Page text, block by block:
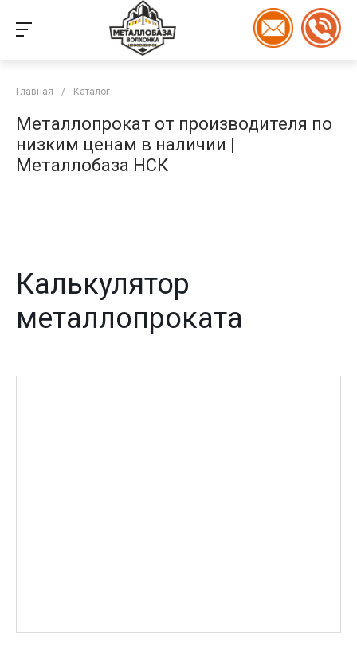
Главная / Каталог
Металлопрокат от производителя по
низким ценам в наличии |
Металлобаза НСК
Калькулятор
металлопроката